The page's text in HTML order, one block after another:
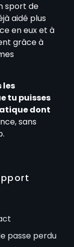
sport de
aidé plus
en eux et à
grâce à
les
tu puisses
dont
sans
passe perdu